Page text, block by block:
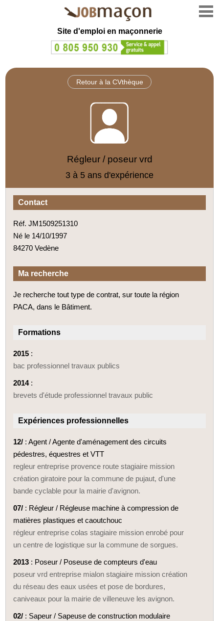
Site d'emploi en maçonnerie
Retour à la CVthèque
Régleur / poseur vrd
3 à 5 ans d'expérience
Contact
Réf. JM1509251310
Né le 14/10/1997
84270 Vedène
Ma recherche
Je recherche tout type de contrat, sur toute la région
PACA, dans le Bâtiment.
Formations
2015 :
bac professionnel travaux publics
2014:
brevets d'étude professionnel travaux public
Expériences professionnelles
12/ : Agent / Agente d'aménagement des circuits
pédestres, équestres et VTT
regleur entreprise provence route stagiaire mission
création giratoire pour la commune de pujaut, d'une
bande cyclable pour la mairie d'avignon.
07/ : Régleur / Régleuse machine à compression de
matières plastiques et caoutchouc
régleur entreprise colas stagiaire mission enrobé pour
un centre de logistique sur la commune de sorgues.
2013 : Poseur / Poseuse de compteurs d'eau
poseur vrd entreprise mialon stagiaire mission création
du réseau des eaux usées et pose de bordures,
caniveaux pour la mairie de villeneuve les avignon.
02/ : Sapeur / Sapeuse de construction modulaire